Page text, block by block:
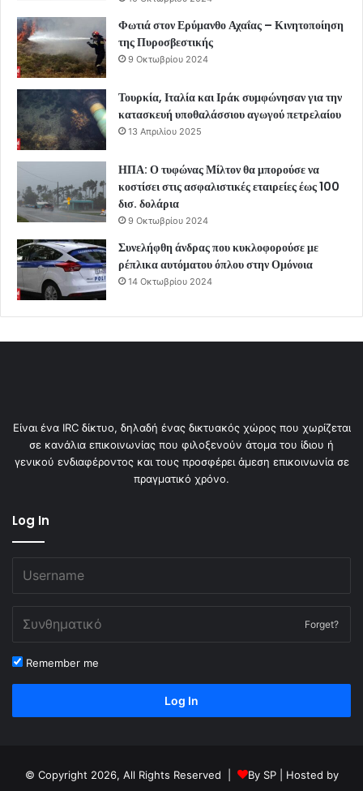
Φωτιά στον Ερύμανθο Αχαΐας – Κινητοποίηση
της Πυροσβεστικής
9 Οκτωβρίου 2024
Τουρκία, Ιταλία και Ιράκ συμφώνησαν για την
κατασκευή υποθαλάσσιου αγωγού πετρελαίου
13 Απριλίου 2025
ΗΠΑ: Ο τυφώνας Μίλτον θα μπορούσε να
κοστίσει στις ασφαλιστικές εταιρείες έως 100
δισ. δολάρια
9 Οκτωβρίου 2024
Συνελήφθη άνδρας που κυκλοφορούσε με
ρέπλικα αυτόματου όπλου στην Ομόνοια
14 Οκτωβρίου 2024
Είναι ένα IRC δίκτυο, δηλαδή ένας δικτυακός χώρος που χωρίζεται
σε κανάλια επικοινωνίας που φιλοξενούν άτομα του ίδιου ή
γενικού ενδιαφέροντος και τους προσφέρει άμεση επικοινωνία σε
πραγματικό χρόνο.
Log In
Forget?
Remember me
Log In
© Copyright 2026, All Rights Reserved | By SP| Hosted by